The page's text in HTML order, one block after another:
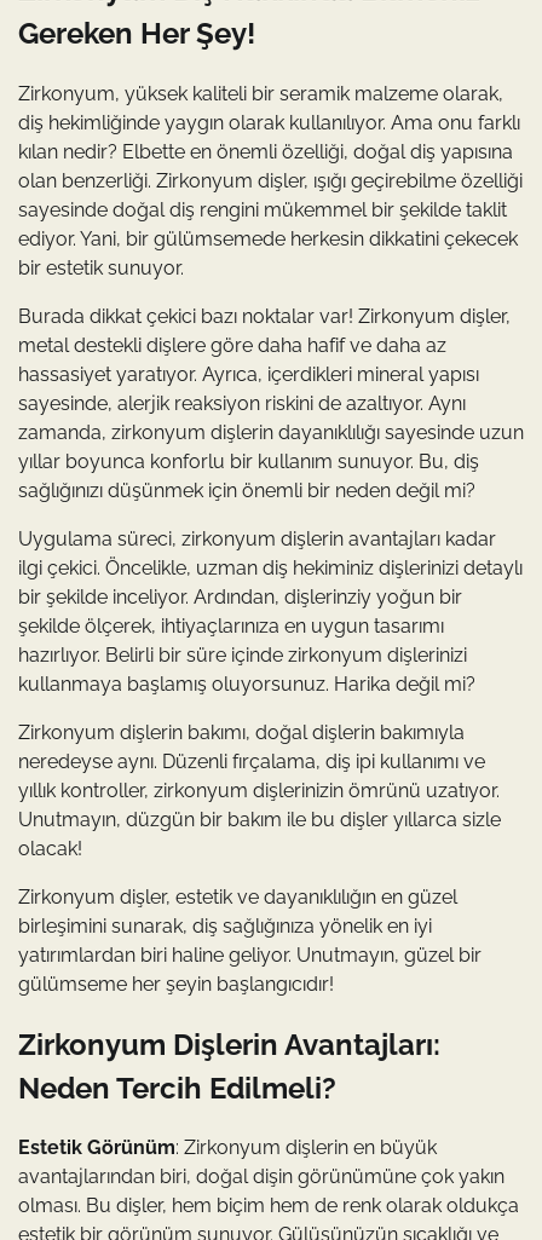
Gereken Her Şey!
Zirkonyum, yüksek kaliteli bir seramik malzeme olarak,
diş hekimliğinde yaygın olarak kullanılıyor. Ama onu farklı
kılan nedir? Elbette en önemli özelliği, doğal diş yapısına
olan benzerliği. Zirkonyum dişler, ışığı geçirebilme özelliği
sayesinde doğal diş rengini mükemmel bir şekilde taklit
ediyor. Yani, bir gülümsemede herkesin dikkatini çekecek
bir estetik sunuyor.
Burada dikkat çekici bazı noktalar var! Zirkonyum dişler,
metal destekli dişlere göre daha hafif ve daha az
hassasiyet yaratıyor. Ayrıca, içerdikleri mineral yapısı
sayesinde, alerjik reaksiyon riskini de azaltıyor. Aynı
zamanda, zirkonyum dişlerin dayanıklılığı sayesinde uzun
yıllar boyunca konforlu bir kullanım sunuyor. Bu, diş
sağlığınızı düşünmek için önemli bir neden değil mi?
Uygulama süreci, zirkonyum dişlerin avantajları kadar
ilgi çekici. Öncelikle, uzman diş hekiminiz dişlerinizi detaylı
bir şekilde inceliyor. Ardından, dişlerinziy yoğun bir
şekilde ölçerek, ihtiyaçlarınıza en uygun tasarımı
hazırlıyor. Belirli bir süre içinde zirkonyum dişlerinizi
kullanmaya başlamış oluyorsunuz. Harika değil mi?
Zirkonyum dişlerin bakımı, doğal dişlerin bakımıyla
neredeyse aynı. Düzenli fırçalama, diş ipi kullanımı ve
yıllık kontroller, zirkonyum dişlerinizin ömrünü uzatıyor.
Unutmayın, düzgün bir bakım ile bu dişler yıllarca sizle
olacak!
Zirkonyum dişler, estetik ve dayanıklılığın en güzel
birleşimini sunarak, diş sağlığınıza yönelik en iyi
yatırımlardan biri haline geliyor. Unutmayın, güzel bir
gülümseme her şeyin başlangıcıdır!
Zirkonyum Dişlerin Avantajları:
Neden Tercih Edilmeli?
Estetik Görünüm: Zirkonyum dişlerin en büyük
avantajlarından biri, doğal dişin görünümüne çok yakın
olması. Bu dişler, hem biçim hem de renk olarak oldukça
estetik bir görünüm sunuyor. Gülüşünüzün sıcaklığı ve